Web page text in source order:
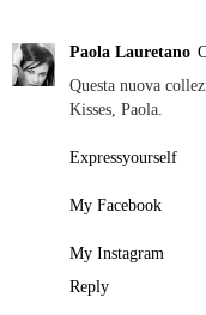
Paola Lauretano
Questa nuova
Kisses, Paola.
Expressyourself
My Facebook
My Instagram
Reply